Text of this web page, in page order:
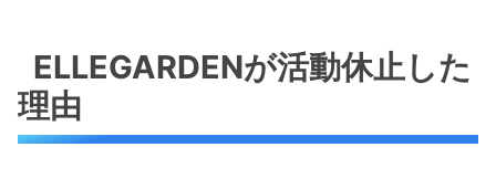
ELLEGARDENが活動休止した
理由